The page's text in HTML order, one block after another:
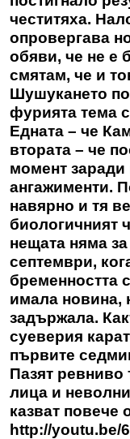
честитяха.
опровергава
обяви, че не е
смятам, че и
Шушукането
фурията тема
Едната – че
втората – че
момент заради
ангажименти.
навярно и тя
биологичният
нещата няма
септември,
бременността
имала новина,
задържала.
суеверия
първите
Пазят ревниво
лица и
казват повече
http://youtu.be/